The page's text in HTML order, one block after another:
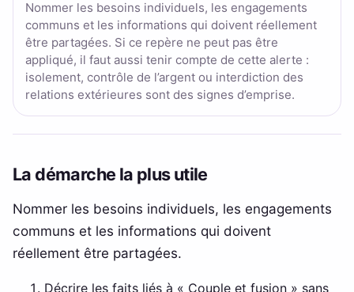
Nommer les besoins individuels, les engagements
communs et les informations qui doivent réellement
être partagées. Si ce repère ne peut pas être
appliqué, il faut aussi tenir compte de cette alerte :
isolement, contrôle de l’argent ou interdiction des
relations extérieures sont des signes d’emprise.
La démarche la plus utile
Nommer les besoins individuels, les engagements
communs et les informations qui doivent
réellement être partagées.
Décrire les faits liés à « Couple et fusion » sans